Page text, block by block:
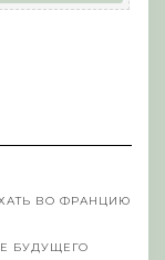
ВО ФРАНЦИЮ
БУДУЩЕГО